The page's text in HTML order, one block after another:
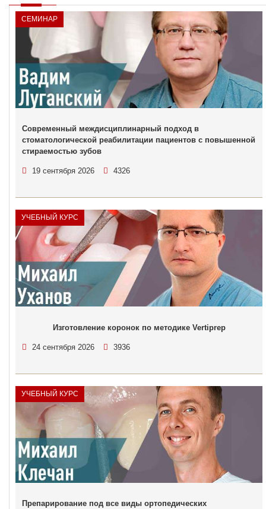
СЕМИНАР
Современный междисциплинарный подход в
стоматологической реабилитации пациентов с повышенной
стираемостью зубов
19 сентября 2026 4326
УЧЕБНЫЙ КУРС
Изготовление коронок по методике Vertiprep
24 сентября 2026 3936
УЧЕБНЫЙ КУРС
Препарирование под все виды ортопедических